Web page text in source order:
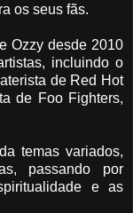
os seus fãs.
Ozzy desde 2010
incluindo o
de Red Hot
de Foo Fighters,
temas variados,
passando por
e as